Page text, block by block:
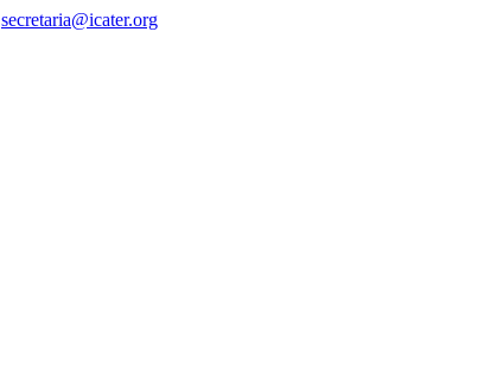
secretaria@icater.org